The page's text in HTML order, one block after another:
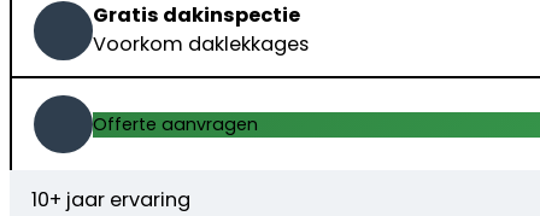
Gratis dakinspectie
Voorkom daklekkages
Offerte aanvragen
10+ jaar ervaring